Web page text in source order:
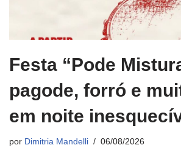
Festa “Pode
pagode, forró e
em noite
por Dimitria Mandelli 06/08/2026